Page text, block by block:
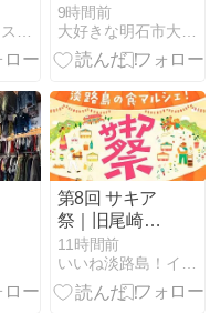
レージ大久保
駅前Ⅱ ミディ
アムタイプ 即
です。
9時間前
第8回 サキア
祭｜旧尾崎小
学校SAKIA
（淡路市尾
崎）｜
11時間前